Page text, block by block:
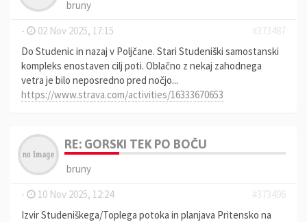
bruny
-
02 Nov 2025, 17:15
#373487
Do Studenic in nazaj v Poljčane. Stari Studeniški samostanski
kompleks enostaven cilj poti. Oblačno z nekaj zahodnega
vetra je bilo neposredno pred nočjo...
https://www.strava.com/activities/16333670653
RE: GORSKI TEK PO BOČU
bruny
-
10 Nov 2025, 12:24
#373496
Izvir Studeniškega/Toplega potoka in planjava Pritensko na